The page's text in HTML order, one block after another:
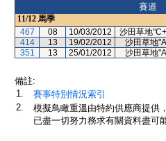
賽道
11/12 馬季
467
08 10/03/2012 沙田草地
414
13 19/02/2012 沙田草地
351
13 25/01/2012 沙田草地
備註:
1.
賽事特別情況索引
2.
模擬鳥瞰重溫由特約供應商提供
已盡一切努力務求有關資料盡可